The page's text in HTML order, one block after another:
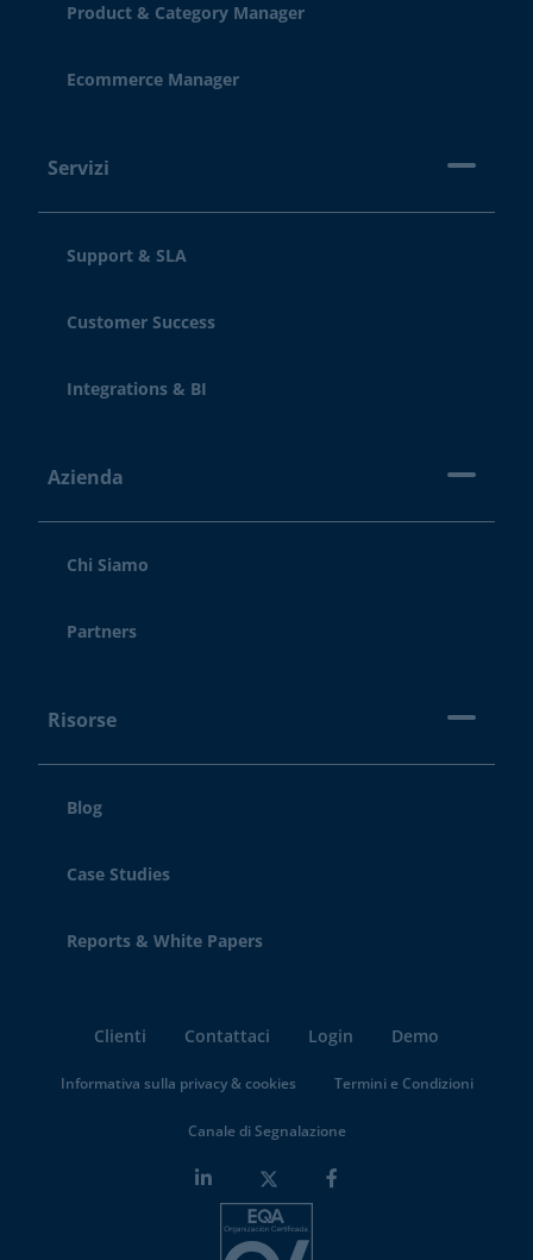
Product & Category Manager
Ecommerce Manager
Servizi
Support & SLA
Customer Success
Integrations & BI
Azienda
Chi Siamo
Partners
Risorse
Blog
Case Studies
Reports & White Papers
Clienti Contattaci Login Demo
Informativa sulla privacy & cookies Termini e Condizioni
Canale di Segnalazione